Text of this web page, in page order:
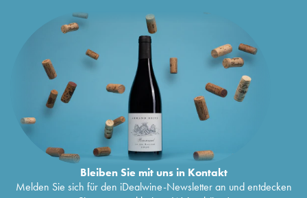
Bleiben Sie mit uns in Kontakt
Melden Sie sich für den iDealwine-Newsletter an und entdecken